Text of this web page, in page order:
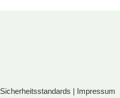
Sicherheitsstandards | Impressum